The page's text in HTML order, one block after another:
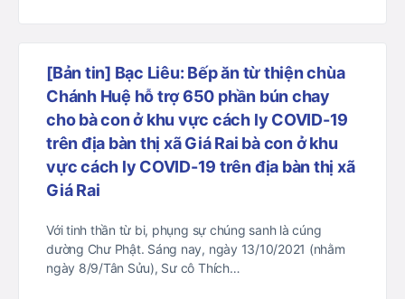
[Bản tin] Bạc Liêu: Bếp ăn từ thiện chùa
Chánh Huệ hỗ trợ 650 phần bún chay
cho bà con ở khu vực cách ly COVID-19
trên địa bàn thị xã Giá Rai bà con ở khu
vực cách ly COVID-19 trên địa bàn thị xã
Giá Rai
Với tinh thần từ bi, phụng sự chúng sanh là cúng
dường Chư Phật. Sáng nay, ngày 13/10/2021 (nhằm
ngày 8/9/Tân Sửu), Sư cô Thích…